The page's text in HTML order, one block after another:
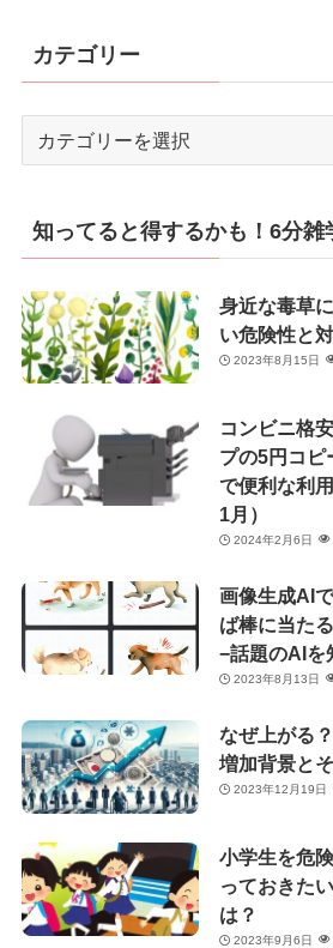
カテゴリー
リ
ー
知ってると得するかも！6分雑
身近な毒草
い危険性と
2023年8月15日
コンビニ格
プの5円コピ
で便利な利
1月）
2024年2月6日
画像生成AI
ば棒に当た
−話題のAIを
2023年8月13日
なぜ上がる
増加背景と
2023年12月19日
小学生を危
っておきた
は？
2023年9月6日